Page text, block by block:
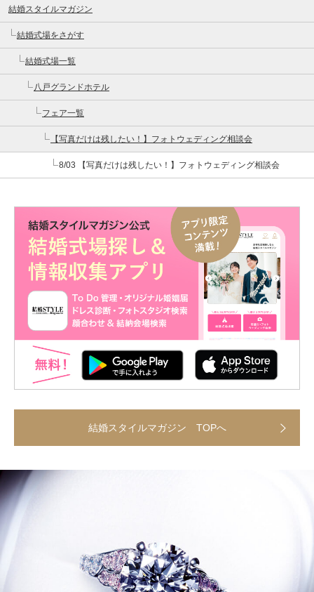
結婚スタイルマガジン
結婚式場をさがす
結婚式場一覧
八戸グランドホテル
フェア一覧
【写真だけは残したい！】フォトウェディング相談会
8/03 【写真だけは残したい！】フォトウェディング相談会
結婚スタイルマガジン TOPへ